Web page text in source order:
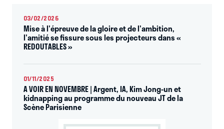
03/02/2026
Mise à l'épreuve de la gloire et de l'ambition,
l'amitié se fissure sous les projecteurs dans «
REDOUTABLES »
01/11/2025
A VOIR EN NOVEMBRE | Argent, IA, Kim Jong-un et
kidnapping au programme du nouveau JT de la
Scène Parisienne